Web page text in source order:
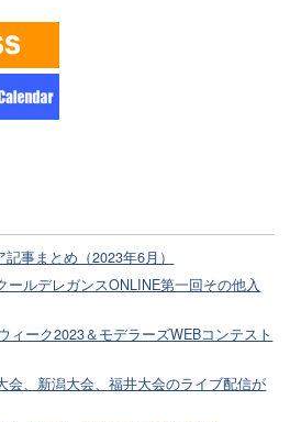
事まとめ（2023年6月）
ールデレガンスONLINE第一回その他入
ィーク2023＆モデラーズWEBコンテスト
会、新潟大会、福井大会のライブ配信が